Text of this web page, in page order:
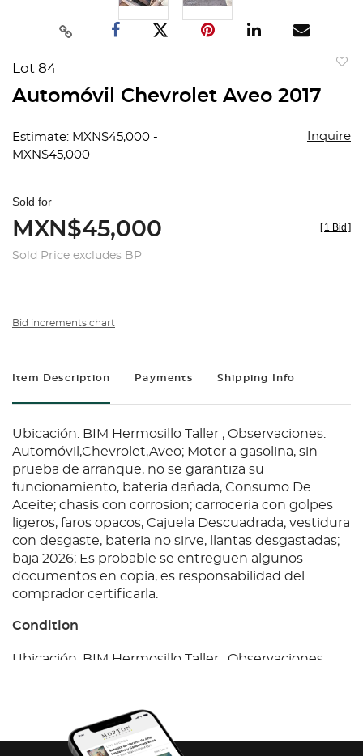
Lot 84
Automóvil Chevrolet Aveo 2017
Estimate: MXN$45,000 -
MXN$45,000
Inquire
Sold for
MXN$45,000
Sold Price excludes BP
[ 1 Bid ]
Bid increments chart
Item Description Payments Shipping Info
Ubicación: BIM Hermosillo Taller ; Observaciones:
Automóvil,Chevrolet,Aveo; Motor a gasolina, sin
prueba de arranque, no se garantiza su
funcionamiento, bateria dañada, Consumo De
Aceite; chasis con corrosion; carroceria con golpes
ligeros, faros opacos, Cajuela Descuadrada; vestidura
con desgaste, bateria no sirve, llantas desgastadas;
baja 2026; Es probable se entreguen algunos
documentos en copia, es responsabilidad del
comprador certificarla.
Condition
Ubicación: BIM Hermosillo Taller ; Observaciones:
funcionamiento, bateria dañada, Consumo De
Aceite; chasis con corrosion; carroceria con golpes
ligeros, faros opacos, Cajuela Descuadrada; vestidura